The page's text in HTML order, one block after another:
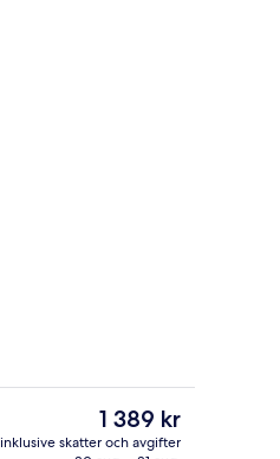
Det
nuvarande
1 389 kr
inklusive skatter och avgifter